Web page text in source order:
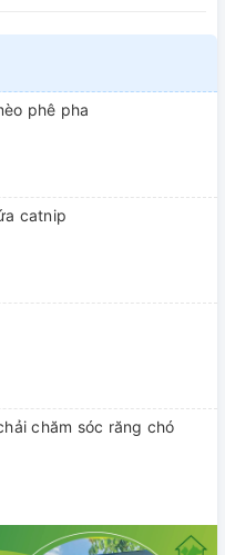
phê pha
catnip
chăm sóc răng chó